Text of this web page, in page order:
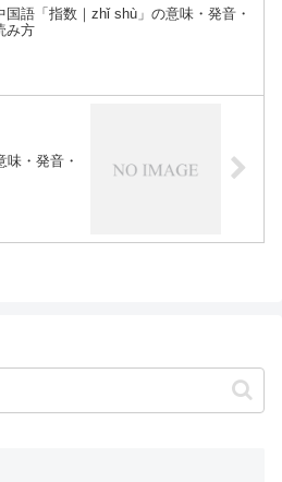
国語「指数｜zhǐ shù」の意味・発音・
み方
・発音・